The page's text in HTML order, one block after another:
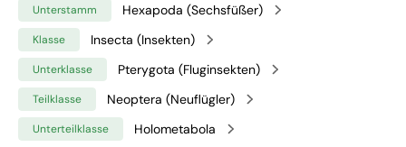
Unterstamm Hexapoda (Sechsfüßer)
Klasse Insecta (Insekten)
Unterklasse Pterygota (Fluginsekten)
Teilklasse Neoptera (Neuflügler)
Unterteilklasse Holometabola